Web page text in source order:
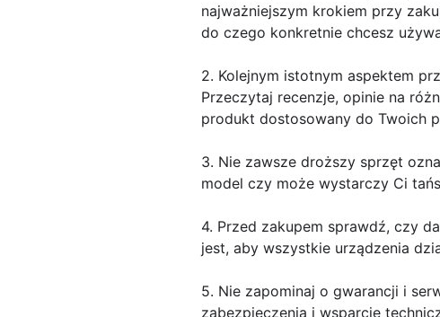
najważniejszym krokiem przy
do czego konkretnie chcesz
2. Kolejnym istotnym aspektem
Przeczytaj recenzje, opinie na
produkt dostosowany do Twoich
3. Nie zawsze droższy sprzęt
model czy może wystarczy Ci
4. Przed zakupem sprawdź, czy
jest, aby wszystkie urządzenia
5. Nie zapominaj o gwarancji i
zabezpieczenia i wsparcie